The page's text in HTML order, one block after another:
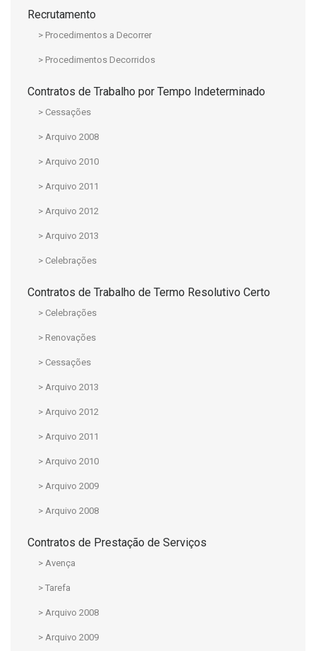
Recrutamento
> Procedimentos a Decorrer
> Procedimentos Decorridos
Contratos de Trabalho por Tempo Indeterminado
> Cessações
> Arquivo 2008
> Arquivo 2010
> Arquivo 2011
> Arquivo 2012
> Arquivo 2013
> Celebrações
Contratos de Trabalho de Termo Resolutivo Certo
> Celebrações
> Renovações
> Cessações
> Arquivo 2013
> Arquivo 2012
> Arquivo 2011
> Arquivo 2010
> Arquivo 2009
> Arquivo 2008
Contratos de Prestação de Serviços
> Avença
> Tarefa
> Arquivo 2008
> Arquivo 2009